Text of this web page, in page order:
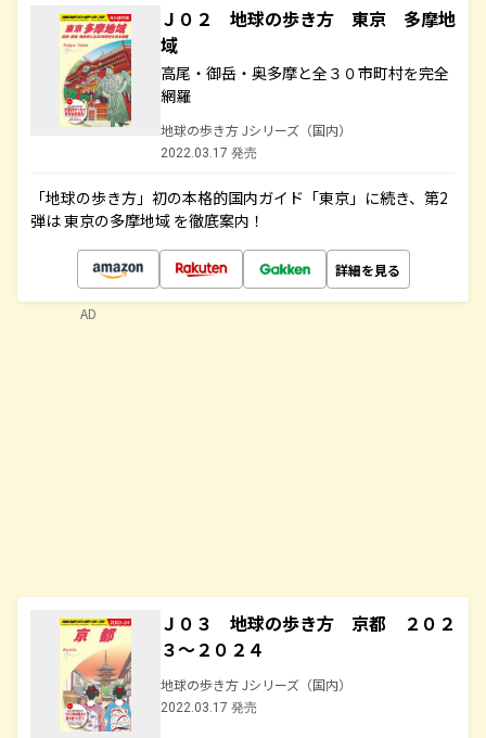
Ｊ０２ 地球の歩き方 東京 多摩地
域
高尾・御岳・奥多摩と全３０市町村を完全
網羅
地球の歩き方 Jシリーズ（国内）
2022.03.17 発売
「地球の歩き方」初の本格的国内ガイド「東京」に続き、第2
弾は 東京の多摩地域 を徹底案内！
詳細を見る
Ｊ０３ 地球の歩き方 京都 ２０２
３～２０２４
地球の歩き方 Jシリーズ（国内）
2022.03.17 発売
AD